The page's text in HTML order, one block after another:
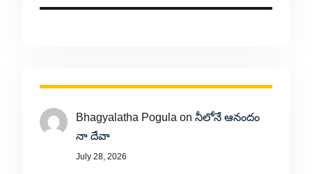
Bhagyalatha Pogula on నీలోనే ఆనందం
నా దేవా
July 28, 2026